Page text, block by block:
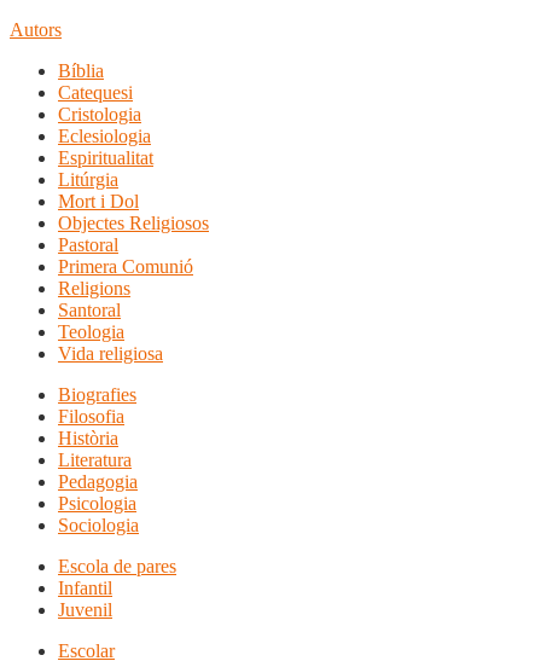
Autors
Bíblia
Catequesi
Cristologia
Eclesiologia
Espiritualitat
Litúrgia
Mort i Dol
Objectes Religiosos
Pastoral
Primera Comunió
Religions
Santoral
Teologia
Vida religiosa
Biografies
Filosofia
Història
Literatura
Pedagogia
Psicologia
Sociologia
Escola de pares
Infantil
Juvenil
Escolar